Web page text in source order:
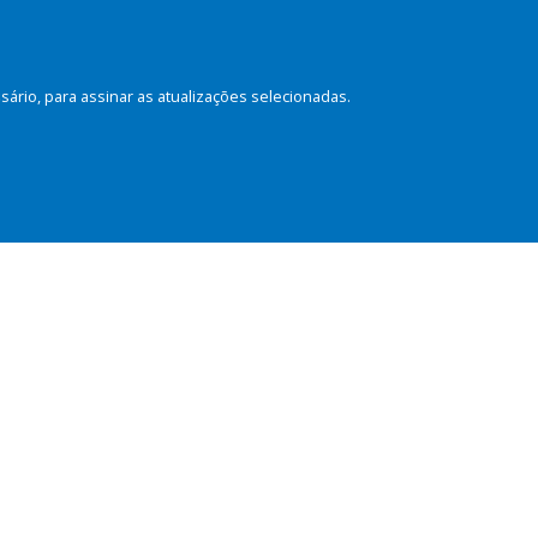
para assinar as atualizações selecionadas.